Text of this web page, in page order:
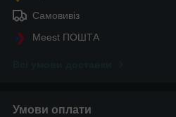
Самовивіз
Meest ПОШТА
Умови оплати